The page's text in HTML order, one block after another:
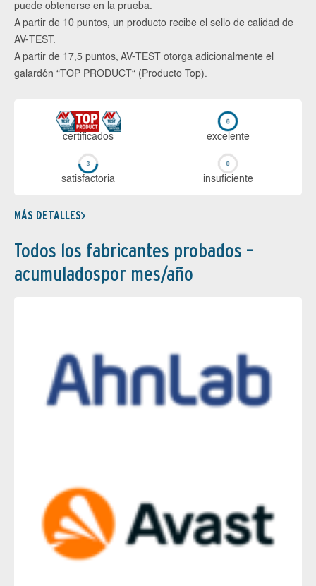
puede obtenerse en la prueba.
A partir de 10 puntos, un producto recibe el sello de calidad de
AV-TEST.
A partir de 17,5 puntos, AV-TEST otorga adicionalmente el
galardón “TOP PRODUCT“ (Producto Top).
certi­ficados ex­ce­len­te
sa­tis­fac­to­ria in­su­fi­cien­te
MÁS DETALLES
Todos los fabricantes probados –
acumuladospor mes/año